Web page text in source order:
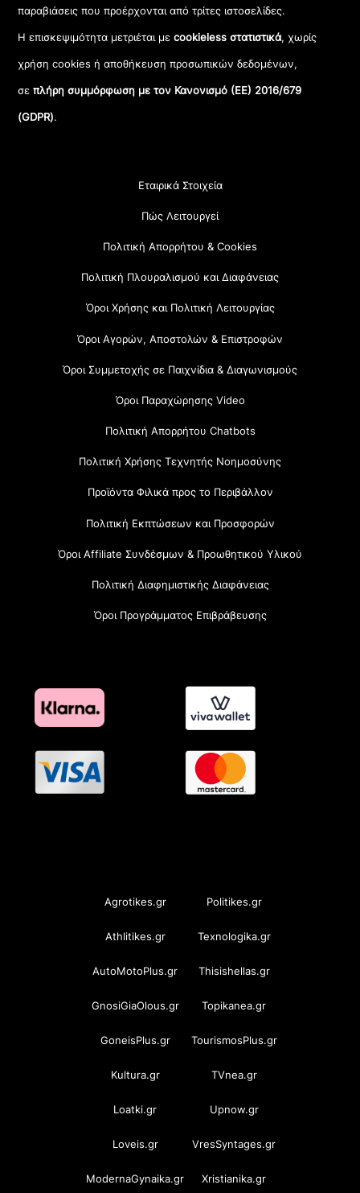
παραβιάσεις που προέρχονται από τρίτες ιστοσελίδες.
Η επισκεψιμότητα μετριέται μεcookieless στατιστικά, χωρίς
χρήση cookies ή αποθήκευση προσωπικών δεδομένων,
σεπλήρη συμμόρφωση με τον Κανονισμό (ΕΕ) 2016/679
(GDPR).
Εταιρικά Στοιχεία
Πώς Λειτουργεί
Πολιτική Απορρήτου & Cookies
Πολιτική Πλουραλισμού και Διαφάνειας
Όροι Χρήσης και Πολιτική Λειτουργίας
Όροι Αγορών, Αποστολών & Επιστροφών
Όροι Συμμετοχής σε Παιχνίδια & Διαγωνισμούς
Όροι Παραχώρησης Video
Πολιτική Απορρήτου Chatbots
Πολιτική Χρήσης Τεχνητής Νοημοσύνης
Προϊόντα Φιλικά προς το Περιβάλλον
Πολιτική Εκπτώσεων και Προσφορών
Όροι Affiliate Συνδέσμων & Προωθητικού Υλικού
Πολιτική Διαφημιστικής Διαφάνειας
Όροι Προγράμματος Επιβράβευσης
Agrotikes.gr Politikes.gr
Athlitikes.gr Texnologika.gr
AutoMotoPlus.gr Thisishellas.gr
GnosiGiaOlous.gr Topikanea.gr
GoneisPlus.gr TourismosPlus.gr
Kultura.gr TVnea.gr
Loatki.gr Upnow.gr
Loveis.gr VresSyntages.gr
ModernaGynaika.gr Xristianika.gr